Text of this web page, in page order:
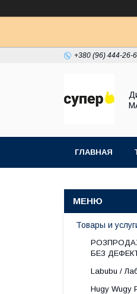
+380 (96) 444-26-
ГЛАВНАЯ
Товары и
БЕЗ
Labubu /
Hugy Wugy